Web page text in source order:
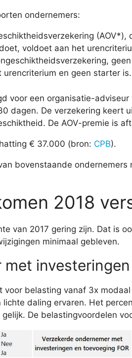
ondernemers:
(AOV*),
voldoet aan het
en geen starter is.
voor een organisatie-
dagen. De verzekering keert
De AOV-premie is
€ 37.000 (bron: CPB).
bovenstaande
2018
van 2017 gering zijn. Dat is
minimaal gebleven.
voor belasting vanaf 3x
daling ervaren. Het
De belastingvoordelen